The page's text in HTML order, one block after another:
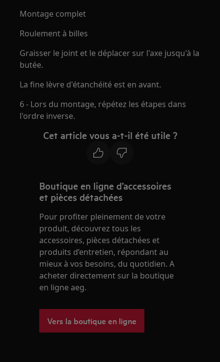
Montage complet
Roulement à billes
Graisser le joint et le déplacer sur l'axe jusqu'à la
butée.
La fine lèvre d'étanchéité est en avant.
6 - Lors du montage, répétez les étapes dans
l'ordre inverse.
Cet article vous a-t-il été utile ?
Boutique en ligne d’accessoires
et pièces détachées
Pour profiter pleinement de votre
produit, découvrez tous les
accessoires, pièces détachées et
produits d’entretien, répondant au
mieux à vos besoins, du quotidien. A
acheter directement sur la boutique
en ligne aeg.
Vers la boutique en ligne